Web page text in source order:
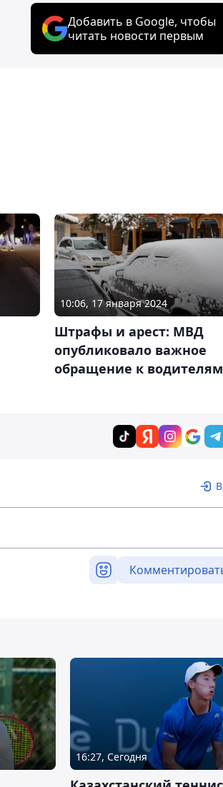
Добавить в Google, чтобы
читать новости первым
10:06, 17 января 2024
Штрафы и арест: МВД
опубликовало важное
обращение к водителям
16:27, Сегодня